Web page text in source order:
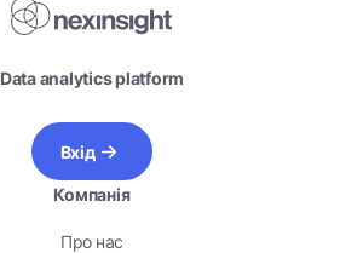
Data analytics platform
Вхід
Компанія
Про нас